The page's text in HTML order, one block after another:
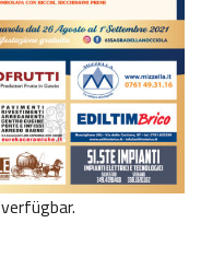
verfügbar.